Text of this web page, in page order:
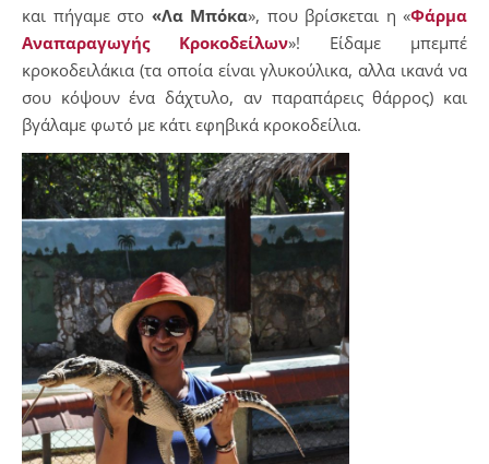
και πήγαμε στο «Λα Μπόκα», που βρίσκεται η «Φάρμα
Αναπαραγωγής Κροκοδείλων»! Είδαμε μπεμπέ
κροκοδειλάκια (τα οποία είναι γλυκούλικα, αλλα ικανά να
σου κόψουν ένα δάχτυλο, αν παραπάρεις θάρρος) και
βγάλαμε φωτό με κάτι εφηβικά κροκοδείλια.